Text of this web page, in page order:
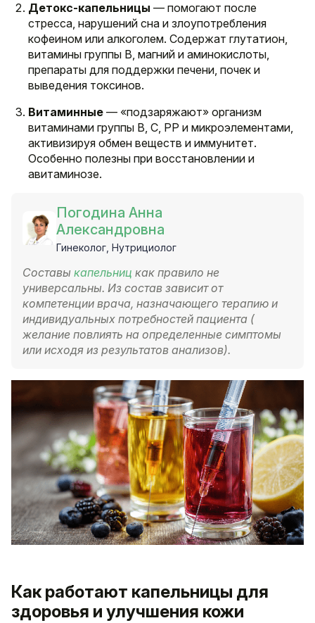
Детокс-капельницы — помогают после
стресса, нарушений сна и злоупотребления
кофеином или алкоголем. Содержат глутатион,
витамины группы B, магний и аминокислоты,
препараты для поддержки печени, почек и
выведения токсинов.
Витаминные — «подзаряжают» организм
витаминами группы B, C, PP и микроэлементами,
активизируя обмен веществ и иммунитет.
Особенно полезны при восстановлении и
авитаминозе.
Погодина Анна
Александровна
Гинеколог, Нутрициолог
Составы капельниц как правило не
универсальны. Из состав зависит от
компетенции врача, назначающего терапию и
индивидуальных потребностей пациента (
желание повлиять на определенные симптомы
или исходя из результатов анализов).
Как работают капельницы для
здоровья и улучшения кожи